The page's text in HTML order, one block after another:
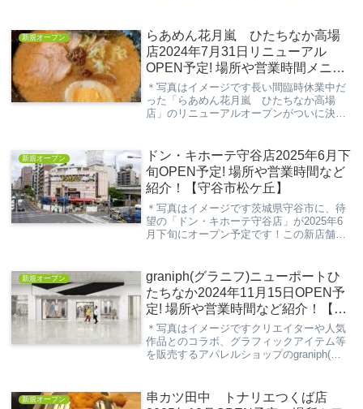
の記事では、熟成焼肉いちばん 牛久店の
食べ放...
新規オープン
らあめん花月嵐 ひたちなか高場
店2024年7月31日リニューアル
OPEN予定! 場所や営業時間メニュ
ー紹介！【ひたちなか市高場】
＊写真はイメージです長い間臨時休業中だ
った「らあめん花月嵐 ひたちなか高場
店」のリニューアルオープンがついに決定
ちなか高場店」の情報について解説してい
きます。※ 記...
新規オープン
ドン・キホーテ守谷店2025年6月下
旬OPEN予定! 場所や営業時間など
紹介！【守谷市松ケ丘】
＊写真はイメージです茨城県守谷市に、待
望の「ドン・キホーテ守谷店」が2025年6
月下旬にオープン予定です！この新店舗
が期待されています。日用品から食品、家
電、コスメ...
新規オープン
graniph(グラニフ)ニューポートひ
たちなか2024年11月15日OPEN予
定! 場所や営業時間など紹介！【ひ
たちなか市新光町】
＊写真はイメージですクリエイターや人気
作品とのコラボ、グラフィックアイテム等
を販売するアパレルショップのgraniph(グ
に出店する「graniph(グラニフ)ニ...
新規オープン
串カツ田中 トナリエつくば店